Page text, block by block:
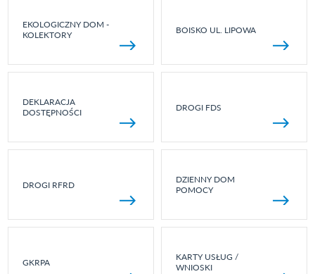
EKOLOGICZNY DOM -
KOLEKTORY
BOISKO UL. LIPOWA
DEKLARACJA
DOSTĘPNOŚCI
DROGI FDS
DROGI RFRD
DZIENNY DOM
POMOCY
GKRPA
KARTY USŁUG /
WNIOSKI